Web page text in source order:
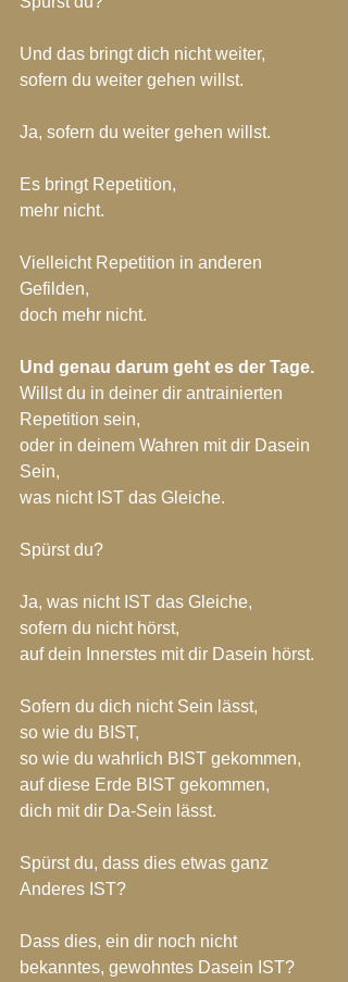
Und das bringt dich nicht weiter,
sofern du weiter gehen willst.
Ja, sofern du weiter gehen willst.
Es bringt Repetition,
mehr nicht.
Vielleicht Repetition in anderen
Gefilden,
doch mehr nicht.
Und genau darum geht es der Tage.
Willst du in deiner dir antrainierten
Repetition sein,
oder in deinem Wahren mit dir Dasein
Sein,
was nicht IST das Gleiche.
Spürst du?
Ja, was nicht IST das Gleiche,
sofern du nicht hörst,
auf dein Innerstes mit dir Dasein hörst.
Sofern du dich nicht Sein lässt,
so wie du BIST,
so wie du wahrlich BIST gekommen,
auf diese Erde BIST gekommen,
dich mit dir Da-Sein lässt.
Spürst du, dass dies etwas ganz
Anderes IST?
Dass dies, ein dir noch nicht
bekanntes, gewohntes Dasein IST?